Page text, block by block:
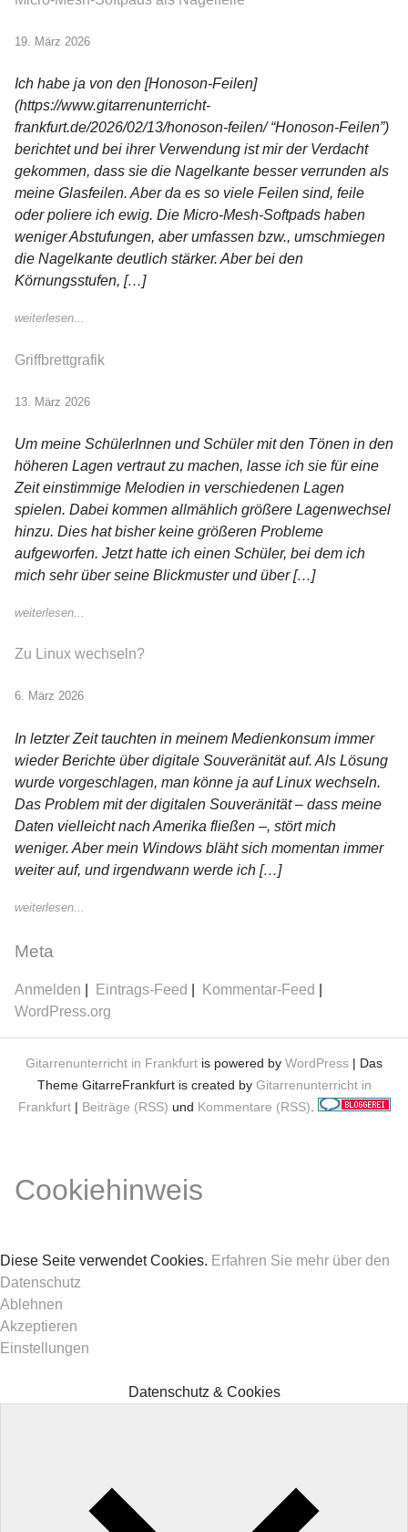
19. März 2026
Ich habe ja von den [Honoson-Feilen]
(https://www.gitarrenunterricht-
frankfurt.de/2026/02/13/honoson-feilen/ “Honoson-Feilen”)
berichtet und bei ihrer Verwendung ist mir der Verdacht
gekommen, dass sie die Nagelkante besser verrunden als
meine Glasfeilen. Aber da es so viele Feilen sind, feile
oder poliere ich ewig. Die Micro-Mesh-Softpads haben
weniger Abstufungen, aber umfassen bzw., umschmiegen
die Nagelkante deutlich stärker. Aber bei den
Körnungsstufen, […]
weiterlesen...
Griffbrettgrafik
13. März 2026
Um meine SchülerInnen und Schüler mit den Tönen in den
höheren Lagen vertraut zu machen, lasse ich sie für eine
Zeit einstimmige Melodien in verschiedenen Lagen
spielen. Dabei kommen allmählich größere Lagenwechsel
hinzu. Dies hat bisher keine größeren Probleme
aufgeworfen. Jetzt hatte ich einen Schüler, bei dem ich
mich sehr über seine Blickmuster und über […]
weiterlesen...
Zu Linux wechseln?
6. März 2026
In letzter Zeit tauchten in meinem Medienkonsum immer
wieder Berichte über digitale Souveränität auf. Als Lösung
wurde vorgeschlagen, man könne ja auf Linux wechseln.
Das Problem mit der digitalen Souveränität – dass meine
Daten vielleicht nach Amerika fließen –, stört mich
weniger. Aber mein Windows bläht sich momentan immer
weiter auf, und irgendwann werde ich […]
weiterlesen...
Meta
Anmelden Eintrags-Feed
Kommentar-Feed
WordPress.org
Gitarrenunterricht in Frankfurt is powered by WordPress | Das
Theme GitarreFrankfurt is created by Gitarrenunterricht in
Frankfurt| Beiträge (RSS) und Kommentare (RSS)
Cookiehinweis
Diese Seite verwendet Cookies. Erfahren Sie mehr über den
Datenschutz
Ablehnen
Akzeptieren
Einstellungen
Datenschutz & Cookies